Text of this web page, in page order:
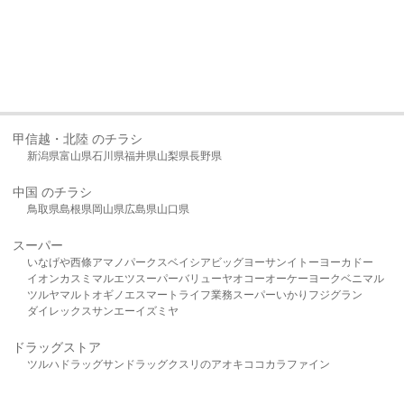
甲信越・北陸 のチラシ
新潟県富山県石川県福井県山梨県長野県
中国 のチラシ
鳥取県島根県岡山県広島県山口県
スーパー
いなげや西條アマノパークスベイシア ビッグヨーサンイトーヨーカドー
イオンカスミ マルエツスーパーバリューヤオコーオーケー ヨークベニマル
ツルヤマルト オギノ エスマート ライフ業務スーパーいかり フジグラン
ダイレックスサンエーイズミヤ
ドラッグストア
ツルハドラッグサンドラッグクスリのアオキ ココカラファイン